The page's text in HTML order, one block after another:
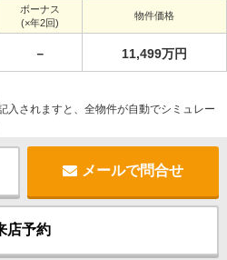
ボーナス
(×年2回)
物件価格
－ 11,499万円
入されますと、全物件が自動でシミュレー
メールで問合せ
店予約